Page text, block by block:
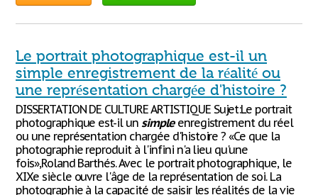
Le portrait photographique est-il un
simple enregistrement de la réalité ou
une représentation chargée d'histoire ?
DISSERTATION DE CULTURE ARTISTIQUE Sujet:Le portrait
photographique est-il unsimpleenregistrement du réel
ou une représentation chargée d'histoire ? «Ce que la
photographie reproduit à l'infini n'a lieu qu'une
fois»,Roland Barthés. Avec le portrait photographique, le
XIXe siècle ouvre l'âge de la représentation de soi. La
photographie à la capacité de saisir les réalités de la vie